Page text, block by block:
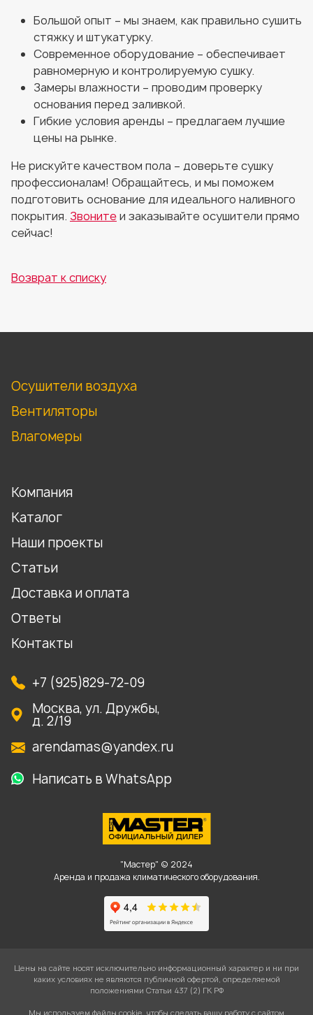
Большой опыт – мы знаем, как правильно сушить
стяжку и штукатурку.
Современное оборудование – обеспечивает
равномерную и контролируемую сушку.
Замеры влажности – проводим проверку
основания перед заливкой.
Гибкие условия аренды – предлагаем лучшие
цены на рынке.
Не рискуйте качеством пола – доверьте сушку
профессионалам! Обращайтесь, и мы поможем
подготовить основание для идеального наливного
покрытия. Звонитеи заказывайте осушители прямо
сейчас!
Возврат к списку
Осушители воздуха
Вентиляторы
Влагомеры
Компания
Каталог
Наши проекты
Статьи
Доставка и оплата
Ответы
Контакты
+7 (925)829-72-09
Москва, ул. Дружбы,
д. 2/19
arendamas@yandex.ru
Написать в WhatsApp
"Мастер" © 2024
Аренда и продажа климатического оборудования.
Цены на сайте носят исключительно информационный характер и ни при
каких условиях не являются публичной офертой, определяемой
положениями Статьи 437 (2) ГК РФ
Мы используем файлы cookie, чтобы сделать вашу работу с сайтом